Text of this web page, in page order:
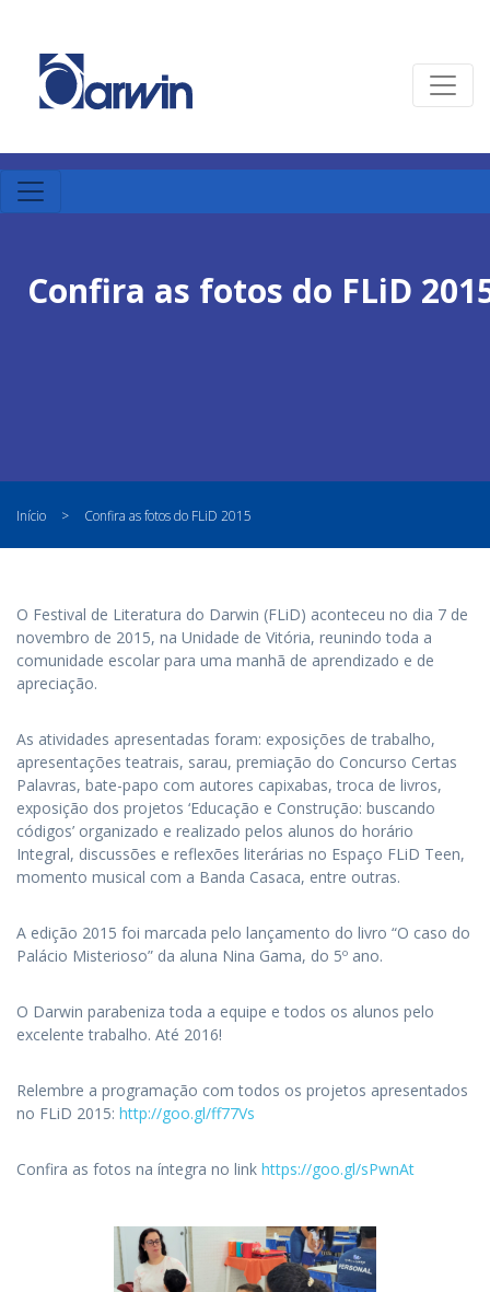
Confira as fotos do FLiD
Início > Confira as fotos do FLiD 2015
O Festival de Literatura do Darwin (FLiD) aconteceu no dia 7 de
novembro de 2015, na Unidade de Vitória, reunindo toda a
comunidade escolar para uma manhã de aprendizado e de
apreciação.
As atividades apresentadas foram: exposições de trabalho,
apresentações teatrais, sarau, premiação do Concurso Certas
Palavras, bate-papo com autores capixabas, troca de livros,
exposição dos projetos ‘Educação e Construção: buscando
códigos’ organizado e realizado pelos alunos do horário
Integral, discussões e reflexões literárias no Espaço FLiD Teen,
momento musical com a Banda Casaca, entre outras.
A edição 2015 foi marcada pelo lançamento do livro “O caso do
Palácio Misterioso” da aluna Nina Gama, do 5º ano.
O Darwin parabeniza toda a equipe e todos os alunos pelo
excelente trabalho. Até 2016!
Relembre a programação com todos os projetos apresentados
no FLiD 2015: http://goo.gl/ff77Vs
Confira as fotos na íntegra no link https://goo.gl/sPwnAt